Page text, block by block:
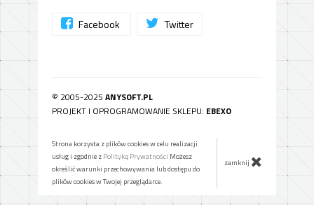
Facebook Twitter
© 2005-2025 ANYSOFT.PL
PROJEKT I OPROGRAMOWANIE SKLEPU: EBEXO
Strona korzysta z plików cookies w celu realizacji
usług i zgodnie z Polityką Prywatności Możesz
określić warunki przechowywania lub dostępu do
plików cookies w Twojej przeglądarce.
zamknij